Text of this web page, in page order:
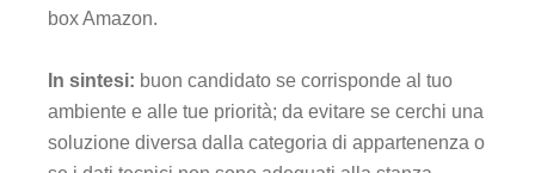
box Amazon.
In sintesi: buon candidato se corrisponde al tuo
ambiente e alle tue priorità; da evitare se cerchi una
soluzione diversa dalla categoria di appartenenza o